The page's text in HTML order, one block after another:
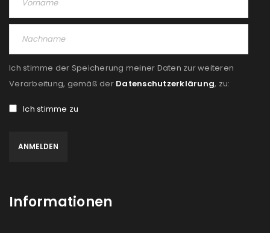
REGISTRIEREN
Ich stimme der Speicherung meiner Daten zur weiteren
Verarbeitung, gemäß der Datenschutzerklärung, zu:
Ich stimme zu
Informationen